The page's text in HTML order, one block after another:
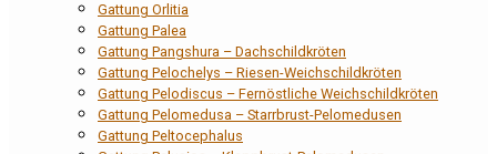
Gattung Orlitia
Gattung Palea
Gattung Pangshura – Dachschildkröten
Gattung Pelochelys – Riesen-Weichschildkröten
Gattung Pelodiscus – Fernöstliche Weichschildkröten
Gattung Pelomedusa – Starrbrust-Pelomedusen
Gattung Peltocephalus